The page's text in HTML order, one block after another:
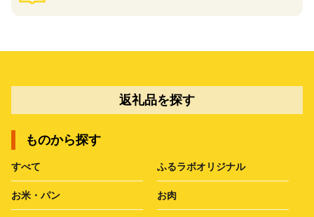
返礼品を探す
ものから探す
すべて ふるラボオリジナル
お米・パン お肉